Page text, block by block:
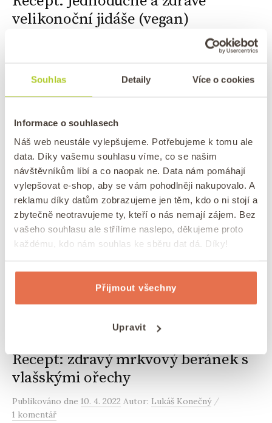
Souhlas Detaily Více o cookies
Informace o souhlasech
Náš web neustále vylepšujeme. Potřebujeme k tomu ale
data. Díky vašemu souhlasu víme, co se našim
návštěvníkům líbí a co naopak ne. Data nám pomáhají
vylepšovat e-shop, aby se vám pohodlněji nakupovalo. A
reklamu díky datům zobrazujeme jen těm, kdo o ni stojí a
zbytečně neotravujeme ty, kteří o nás nemají zájem. Bez
vašeho souhlasu ale střílíme naslepo, děkujeme proto
každému, kdo nám souhlas ke sběru dat dá. Díky!
Přijmout všechny
Upravit
velikonoční jidáše (vegan)
0 komentářů
velikonoční jidáše. Máme pro vás veganskou variantu
tohoto tradičního sladkého pečiva.
VELIKONOČNÍ RECEPTY
Recept: zdravý mrkvový beránek s
vlašskými ořechy
Publikováno dne 10. 4. 2022 Autor: Lukáš Konečný /
1 komentář